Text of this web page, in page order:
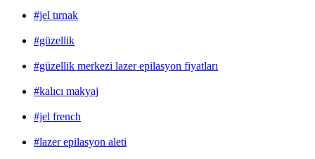
#jel tırnak
#güzellik
#güzellik merkezi lazer epilasyon fiyatları
#kalıcı makyaj
#jel french
#lazer epilasyon aleti